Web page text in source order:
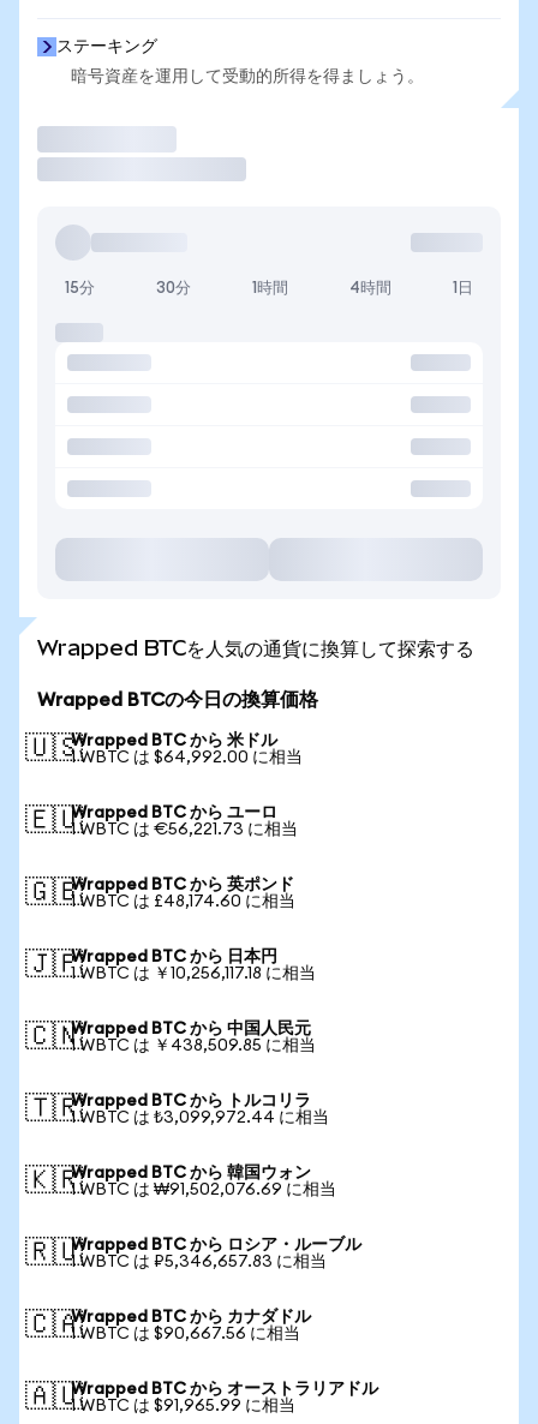
ステーキング
暗号資産を運用して受動的所得を得ましょう。
15分 30分 1時間 4時間 1日
Wrapped BTCを人気の通貨に換算して探索する
Wrapped BTCの今日の換算価格
🇺🇸Wrapped BTC から 米ドル
1 WBTC は $64,992.00 に相当
🇪🇺Wrapped BTC から ユーロ
1 WBTC は €56,221.73 に相当
🇬🇧Wrapped BTC から 英ポンド
1 WBTC は £48,174.60 に相当
🇯🇵Wrapped BTC から 日本円
1 WBTC は ￥10,256,117.18 に相当
🇨🇳Wrapped BTC から 中国人民元
1 WBTC は ￥438,509.85 に相当
🇹🇷Wrapped BTC から トルコリラ
1 WBTC は ₺3,099,972.44 に相当
🇰🇷Wrapped BTC から 韓国ウォン
1 WBTC は ₩91,502,076.69 に相当
🇷🇺Wrapped BTC から ロシア・ルーブル
1 WBTC は ₽5,346,657.83 に相当
🇨🇦Wrapped BTC から カナダドル
1 WBTC は $90,667.56 に相当
🇦🇺Wrapped BTC から オーストラリアドル
1 WBTC は $91,965.99 に相当